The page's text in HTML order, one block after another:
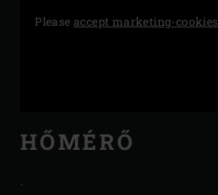
Pleaseaccept marketing-cookies
HŐMÉRŐ
.